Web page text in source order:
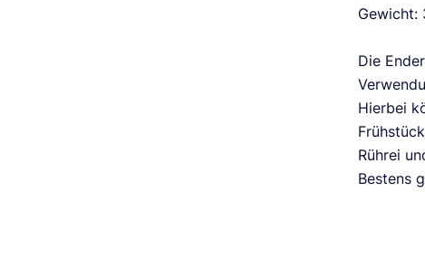
Gewicht:
Die
Hierbei
Rührei
Bestens